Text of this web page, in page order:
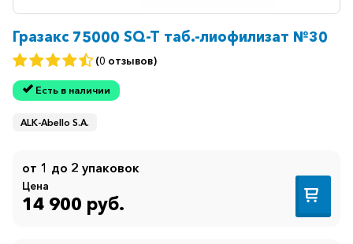
Гразакс 75000 SQ-T таб.-лиофилизат №30
(0 отзывов)
Есть в наличии
ALK-Abello S.A.
от 1 до 2 упаковок
Цена
14 900 руб.